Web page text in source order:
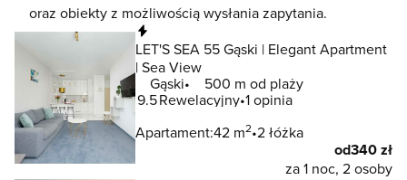
oraz obiekty z możliwością wysłania zapytania.
LET'S SEA 55 Gąski | Elegant Apartment
| Sea View
Gąski
500 m od plaży
9.5Rewelacyjny 1 opinia
Apartament:42 m2 2 łóżka
od340 zł
za 1 noc, 2 osoby